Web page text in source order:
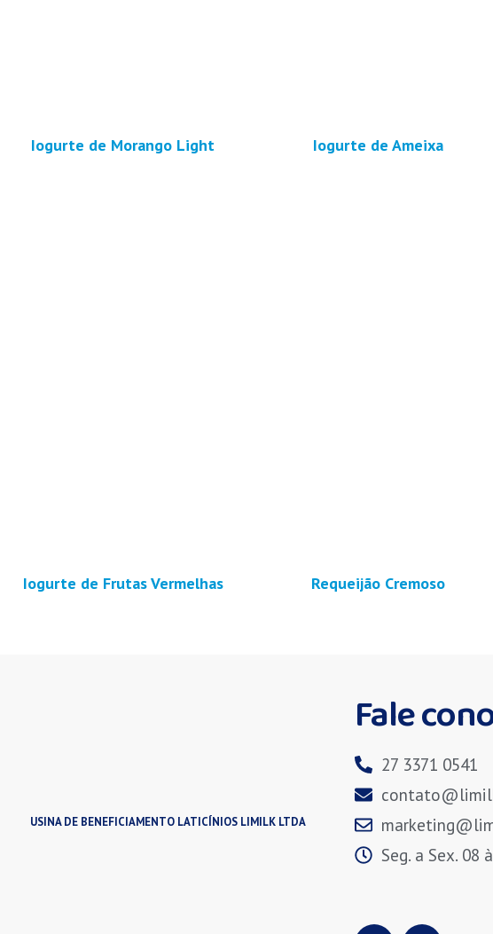
Iogurte de Morango Light Iogurte de Ameixa
Iogurte de Frutas Vermelhas Requeijão Cremoso
USINA DE BENEFICIAMENTO LATICÍNIOS LIMILK LTDA
Fale
27 3371 0541
Seg. a Sex. 08